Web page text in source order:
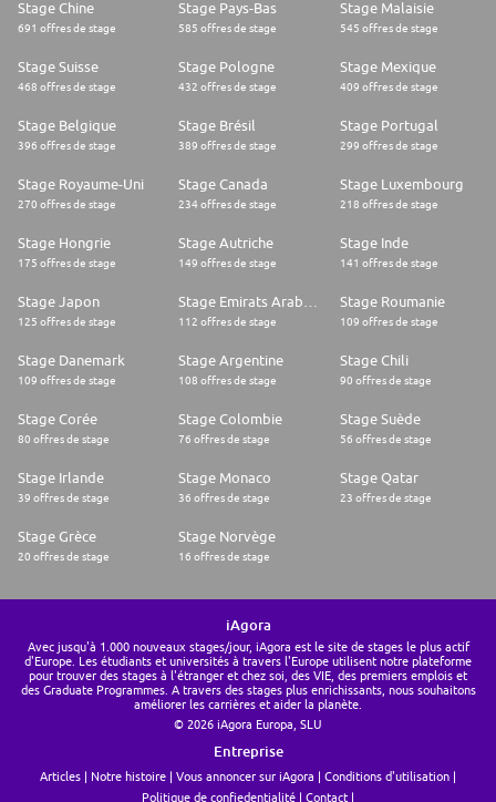
Stage Chine
691 offres de stage
Stage Pays-Bas
585 offres de stage
Stage Malaisie
545 offres de stage
Stage Suisse
468 offres de stage
Stage Pologne
432 offres de stage
Stage Mexique
409 offres de stage
Stage Belgique
396 offres de stage
Stage Brésil
389 offres de stage
Stage Portugal
299 offres de stage
Stage Royaume-Uni
270 offres de stage
Stage Canada
234 offres de stage
Stage Luxembourg
218 offres de stage
Stage Hongrie
175 offres de stage
Stage Autriche
149 offres de stage
Stage Inde
141 offres de stage
Stage Japon
125 offres de stage 112 offres de stage
Stage Roumanie
109 offres de stage
Stage Danemark
109 offres de stage
Stage Argentine
108 offres de stage
Stage Chili
90 offres de stage
Stage Corée
80 offres de stage
Stage Colombie
76 offres de stage
Stage Suède
56 offres de stage
Stage Irlande
39 offres de stage
Stage Monaco
36 offres de stage
Stage Qatar
23 offres de stage
Stage Grèce
20 offres de stage
Stage Norvège
16 offres de stage
iAgora
Avec jusqu'à 1.000 nouveaux stages/jour, iAgora est le site de stages le plus actif
d'Europe. Les étudiants et universités à travers l'Europe utilisent notre plateforme
pour trouver des stages à l'étranger et chez soi, des VIE, des premiers emplois et
des Graduate Programmes. A travers des stages plus enrichissants, nous souhaitons
améliorer les carrières et aider la planète.
© 2026 iAgora Europa, SLU
Entreprise
Articles Notre histoire Vous annoncer sur iAgora
Conditions d'utilisation
Politique de confiedentialité
Contact